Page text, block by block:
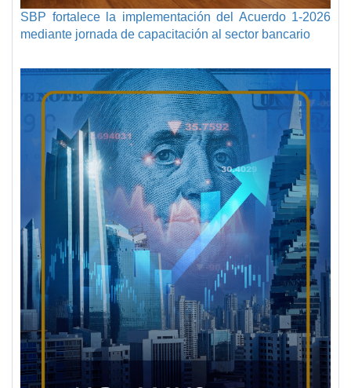
SBP fortalece la implementación del Acuerdo 1-2026
mediante jornada de capacitación al sector bancario